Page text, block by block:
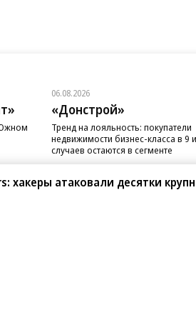
06.08.2026
«Донстрой»
Тренд на лояльность: покупатели
недвижимости бизнес-класса в 9
случаев остаются в сегменте
хакеры атаковали десятки